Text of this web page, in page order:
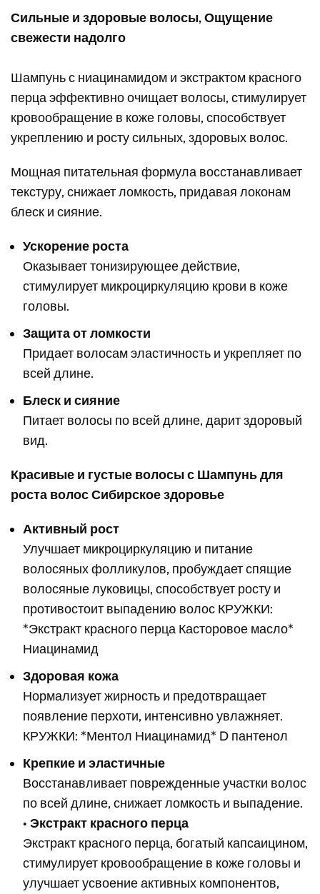
Сильные и здоровые волосы,Ощущение
свежести надолго
Шампунь с ниацинамидом и экстрактом красного
перца эффективно очищает волосы, стимулирует
кровообращение в коже головы, способствует
укреплению и росту сильных, здоровых волос.
Мощная питательная формула восстанавливает
текстуру, снижает ломкость, придавая локонам
блеск и сияние.
Ускорение роста
Оказывает тонизирующее действие,
стимулирует микроциркуляцию крови в коже
головы.
Защита от ломкости
Придает волосам эластичность и укрепляет по
всей длине.
Блеск и сияние
Питает волосы по всей длине, дарит здоровый
вид.
Красивые и густые волосы с Шампунь для
роста волос Сибирское здоровье
Активный рост
Улучшает микроциркуляцию и питание
волосяных фолликулов, пробуждает спящие
волосяные луковицы, способствует росту и
противостоит выпадению волос КРУЖКИ:
*Экстракт красного перца Касторовое масло*
Ниацинамид
Здоровая кожа
Нормализует жирность и предотвращает
появление перхоти, интенсивно увлажняет.
КРУЖКИ: *Ментол Ниацинамид* D пантенол
Крепкие и эластичные
Восстанавливает поврежденные участки волос
по всей длине, снижает ломкость и выпадение.
•Экстракт красного перца
Экстракт красного перца, богатый капсаицином,
стимулирует кровообращение в коже головы и
улучшает усвоение активных компонентов,